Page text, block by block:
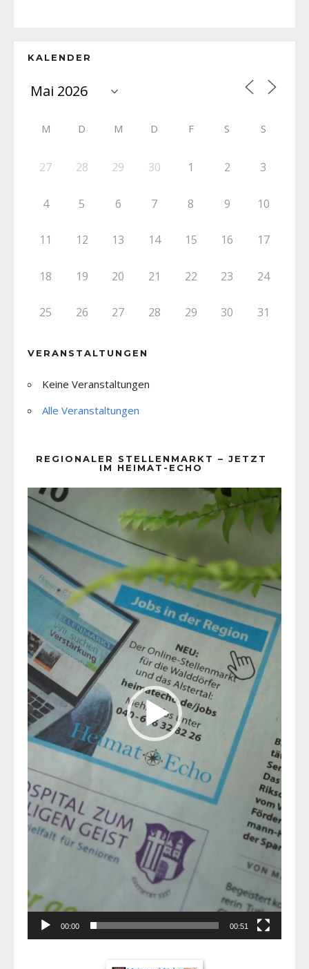
KALENDER
M D M D F S S
27 28 29 30 1 2 3
4 5 6 7 8 9 10
11 12 13 14 15 16 17
18 19 20 21 22 23 24
25 26 27 28 29 30 31
VERANSTALTUNGEN
Keine Veranstaltungen
Alle Veranstaltungen
REGIONALER STELLENMARKT – JETZT
IM HEIMAT-ECHO
Player
00:00 00:51